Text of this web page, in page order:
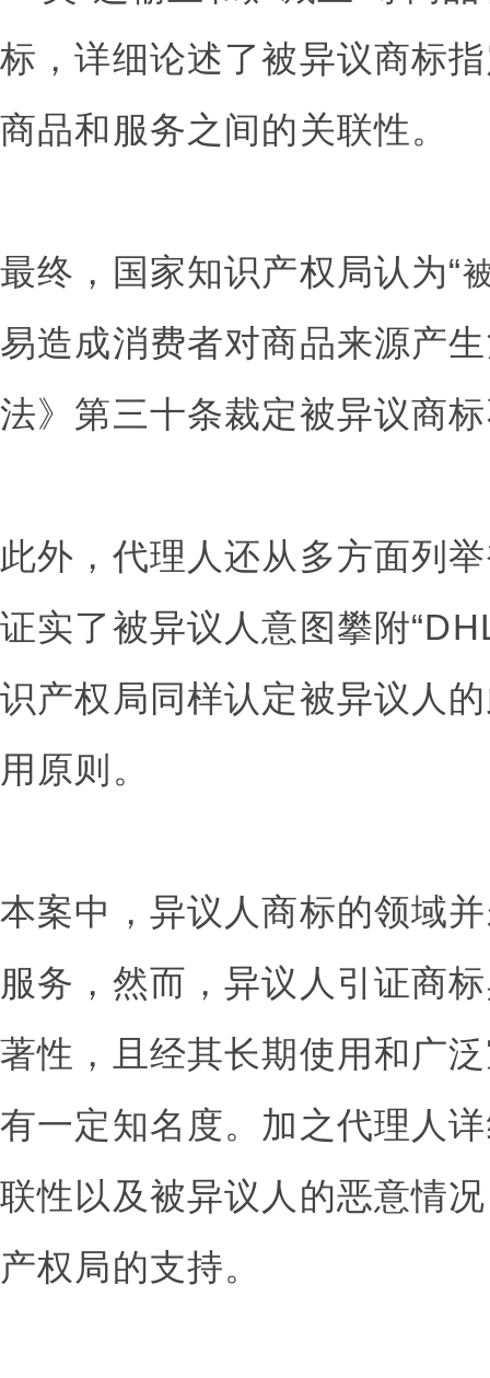
标，详细论述了被异议商标
商品和服务之间的关联性。
最终，国家知识产权局认为“
易造成消费者对商品来源产
法》第三十条裁定被异议商
此外，代理人还从多方面列
证实了被异议人意图攀附
识产权局同样认定被异议人
用原则。
本案中，异议人商标的领域
服务，然而，异议人引证商
著性，且经其长期使用和广
有一定知名度。加之代理人
联性以及被异议人的恶意情
产权局的支持。